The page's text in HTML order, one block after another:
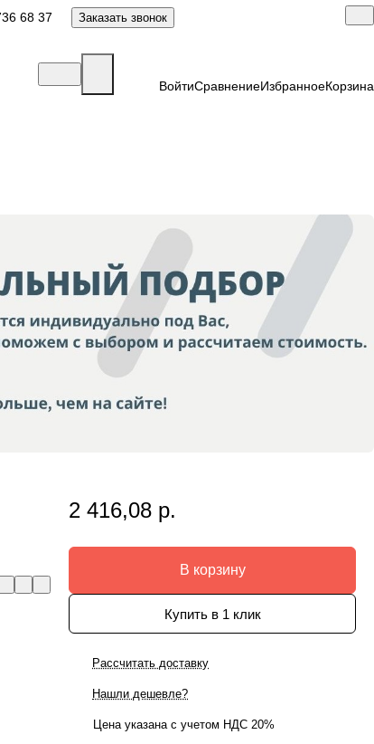
68 37 Заказать звонок
ВойтиСравнениеИзбранноеКорзина
2 416,08 р.
В корзину
Купить в 1 клик
Рассчитать доставку
Нашли дешевле?
Цена указана с учетом НДС 20%